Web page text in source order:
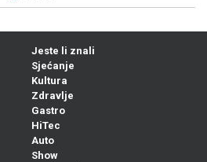
Jeste li znali
Sjećanje
Kultura
Zdravlje
Gastro
HiTec
Auto
Show